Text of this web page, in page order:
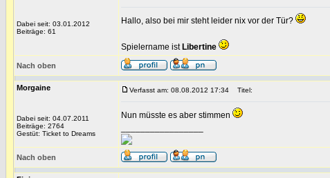
Dabei seit: 03.01.2012
Beiträge: 61
Hallo, also bei mir steht leider nix vor der Tür?
Spielername ist Libertine
Nach oben
Morgaine
Dabei seit: 04.07.2011
Beiträge: 2764
Gestüt: Ticket to Dreams
Verfasst am: 08.08.2012 17:34 Titel:
Nun müsste es aber stimmen
Nach oben